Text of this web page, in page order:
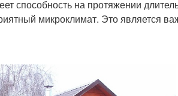
способность на протяжении
микроклимат. Это является